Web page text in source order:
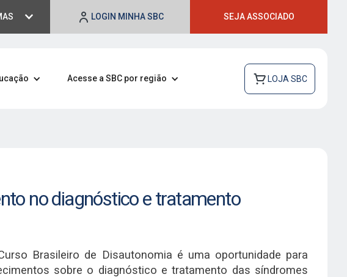
LOGIN MINHA SBC SEJA ASSOCIADO
Acesse a SBC por região LOJA SBC
no diagnóstico e tratamento
Brasileiro de Disautonomia é uma oportunidade para
sobre o diagnóstico e tratamento das síndromes